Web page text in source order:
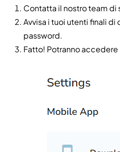
Contatta il nostro team
Avvisa i tuoi utenti finali di
password.
Fatto! Potranno accedere